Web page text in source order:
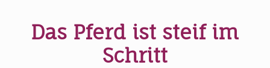
Das Pferd ist steif im
Schritt